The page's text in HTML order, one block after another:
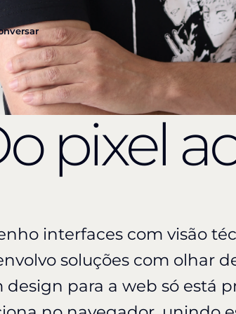
pixel
interfaces com visão
soluções com olhar
design para a web só está